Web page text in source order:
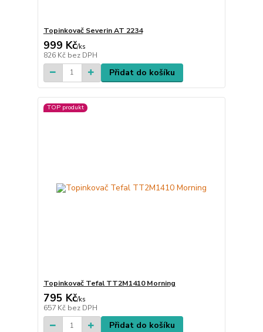
Topinkovač Severin AT 2234
999 Kč/ks
826 Kč bez DPH
Přidat do košíku
TOP produkt
Topinkovač Tefal TT2M1410 Morning
795 Kč/ks
657 Kč bez DPH
Přidat do košíku